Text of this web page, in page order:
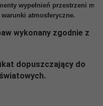
wypełnień przestrzeni
atmosferyczne.
wykonany zgodnie z
dopuszczający do